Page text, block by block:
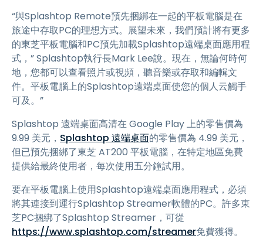
“與Splashtop Remote預先捆綁在一起的平板電腦是在
旅途中存取PC的理想方式。展望未來，我們預計將有更多
的東芝平板電腦和PC預先加載Splashtop遠端桌面應用程
式，” Splashtop執行長Mark Lee說。現在，無論何時何
地，您都可以查看照片或視頻，聽音樂或存取和編輯文
件。平板電腦上的Splashtop遠端桌面使您的個人云觸手
可及。”
Splashtop 遠端桌面高清在 Google Play 上的零售價為
9.99 美元， Splashtop 遠端桌面的零售價為 4.99 美元，
但已預先捆綁了東芝 AT200 平板電腦，在特定地區免費
提供給最終使用者，每次使用五分鐘試用。
要在平板電腦上使用Splashtop遠端桌面應用程式，必須
將其連接到運行Splashtop Streamer軟體的PC。許多東
芝PC捆綁了Splashtop Streamer，可從
https://www.splashtop.com/streamer免費獲得。